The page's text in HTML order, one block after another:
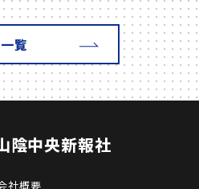
覧
陰中央新報社
社概要